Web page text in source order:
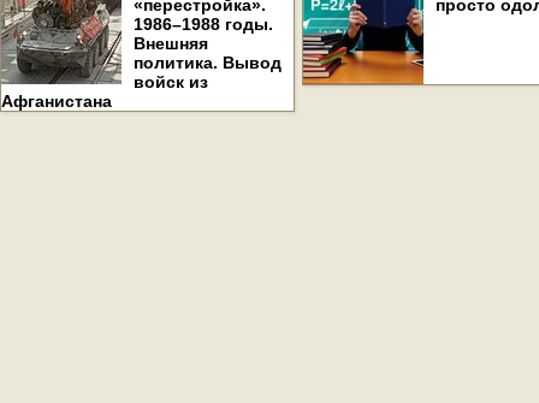
«перестройка».
1986–1988 годы.
Внешняя
политика. Вывод
войск из
Афганистана
просто